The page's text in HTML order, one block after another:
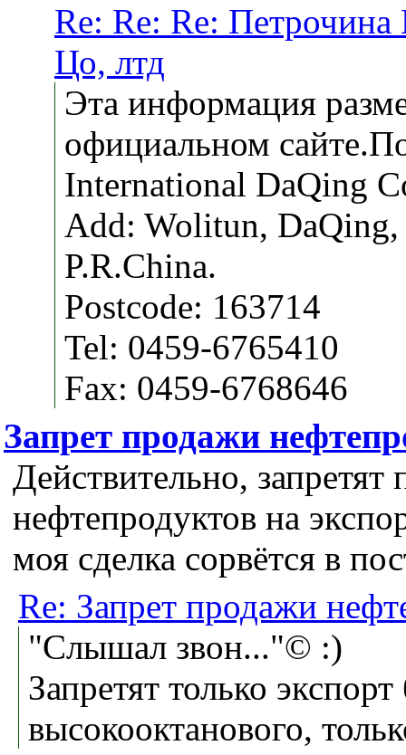
Re: Re: Re:
Цо, лтд
Эта информация
официальном
International DaQing
Add: Wolitun,
P.R.China.
Postcode: 163714
Tel: 0459-6765410
Fax: 0459-6768646
Запрет продажи
Действительно,
нефтепродуктов на
моя сделка сорвётся в
Re: Запрет продажи
"Слышал звон..."© :)
Запретят только
высокооктанового,